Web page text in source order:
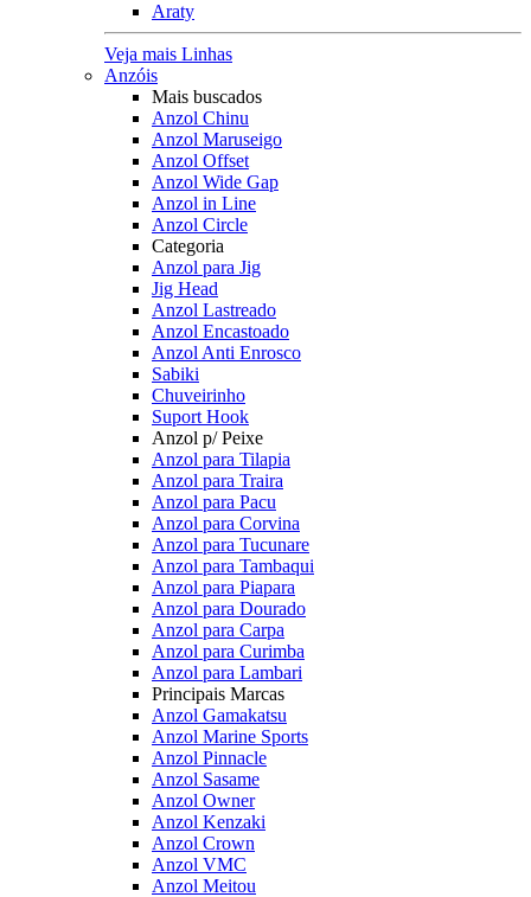
Araty
Veja mais Linhas
Anzóis
Mais buscados
Anzol Chinu
Anzol Maruseigo
Anzol Offset
Anzol Wide Gap
Anzol in Line
Anzol Circle
Categoria
Anzol para Jig
Jig Head
Anzol Lastreado
Anzol Encastoado
Anzol Anti Enrosco
Sabiki
Chuveirinho
Suport Hook
Anzol p/ Peixe
Anzol para Tilapia
Anzol para Traira
Anzol para Pacu
Anzol para Corvina
Anzol para Tucunare
Anzol para Tambaqui
Anzol para Piapara
Anzol para Dourado
Anzol para Carpa
Anzol para Curimba
Anzol para Lambari
Principais Marcas
Anzol Gamakatsu
Anzol Marine Sports
Anzol Pinnacle
Anzol Sasame
Anzol Owner
Anzol Kenzaki
Anzol Crown
Anzol VMC
Anzol Meitou